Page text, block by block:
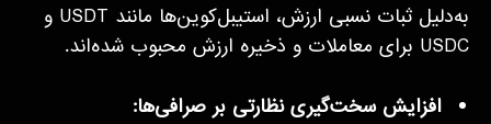
به‌دلیل ثبات نسبی ارزش، استیبل‌کوین‌ها مانند USDT و
USDC برای معاملات و ذخیره ارزش محبوب شده‌اند.
افزایش سخت‌گیری نظارتی بر صرافی‌ها: